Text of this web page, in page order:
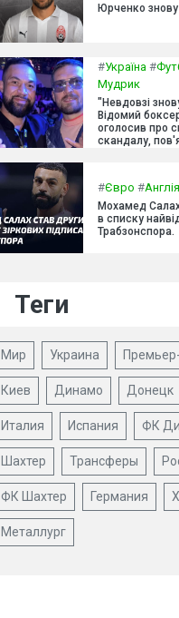
Юрченко
#Україна #
Мудрик
"Невдовзі
Відомий
оголосив про
скандалу,
#Євро #Англія
Мохамед
в списку
Трабзонспора.
Теги
Мир Украина
Киев Динамо Донецк
Италия Испания ФК
Шахтер Трансферы
ФК Шахтер Германия
Металлург